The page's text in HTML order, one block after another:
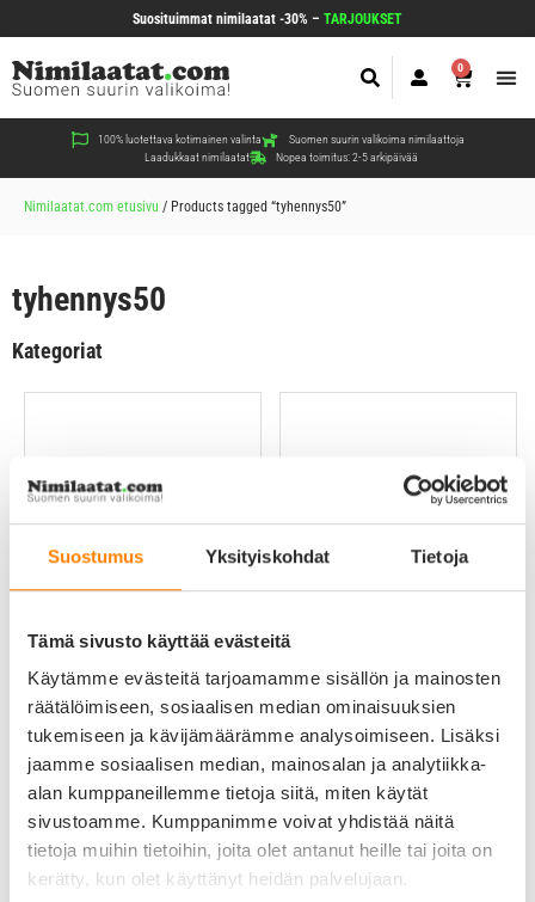
Suostumus Yksityiskohdat Tietoja
Tämä sivusto käyttää evästeitä
Käytämme evästeitä tarjoamamme sisällön ja mainosten
räätälöimiseen, sosiaalisen median ominaisuuksien
tukemiseen ja kävijämäärämme analysoimiseen. Lisäksi
jaamme sosiaalisen median, mainosalan ja analytiikka-
alan kumppaneillemme tietoja siitä, miten käytät
sivustoamme. Kumppanimme voivat yhdistää näitä
tietoja muihin tietoihin, joita olet antanut heille tai joita on
kerätty, kun olet käyttänyt heidän palvelujaan.
Suosituimmat nimilaatat -30% – TARJOUKSET
0
100% luotettava kotimainen valinta
Suomen suurin valikoima nimilaattoja
Laadukkaat nimilaatat
Nopea toimitus: 2-5 arkipäivää
Nimilaatat.com etusivu / Products tagged “tyhennys50”
tyhennys50
Kategoriat
ALE -50%
KOIRAN KUPIT MUUT TUOTTEET